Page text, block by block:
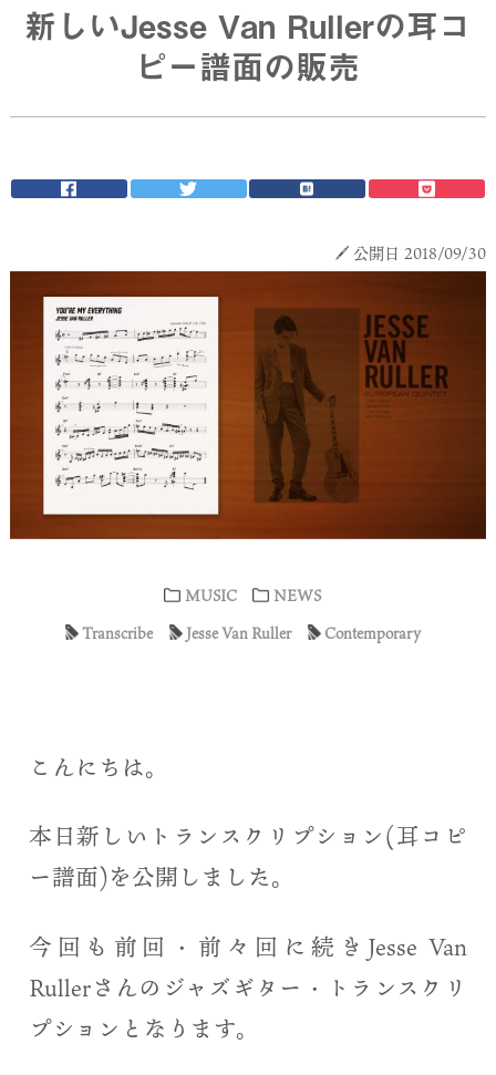
新しいJesse Van Rullerの耳コ
ピー譜面の販売
公開日 2018/09/30
MUSIC
NEWS
Transcribe
Jesse Van Ruller Contemporary
こんにちは。
本日新しいトランスクリプション(耳コピ
ー譜面)を公開しました。
今回も前回・前々回に続きJesse Van
Rullerさんのジャズギター・トランスクリ
プションとなります。